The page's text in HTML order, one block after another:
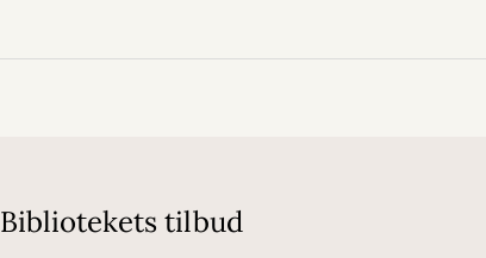
Bibliotekets tilbud